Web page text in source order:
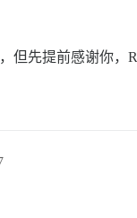
但先提前感谢你，